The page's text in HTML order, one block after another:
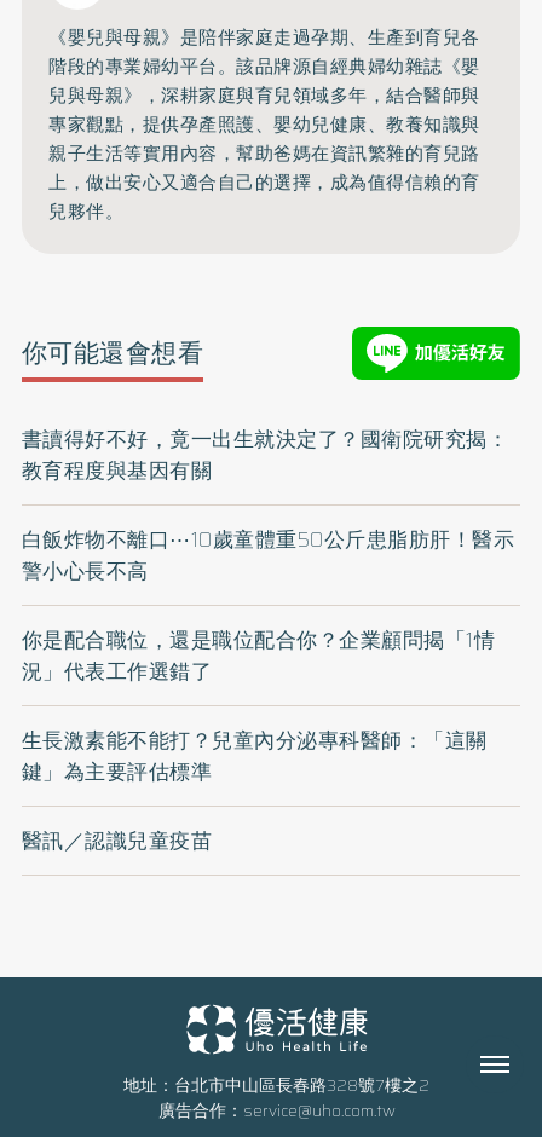
《嬰兒與母親》是陪伴家庭走過孕期、生產到育兒各
階段的專業婦幼平台。該品牌源自經典婦幼雜誌《嬰
兒與母親》，深耕家庭與育兒領域多年，結合醫師與
專家觀點，提供孕產照護、嬰幼兒健康、教養知識與
親子生活等實用內容，幫助爸媽在資訊繁雜的育兒路
上，做出安心又適合自己的選擇，成為值得信賴的育
兒夥伴。
你可能還會想看
書讀得好不好，竟一出生就決定了？國衛院研究揭：
教育程度與基因有關
白飯炸物不離口⋯10歲童體重50公斤患脂肪肝！醫示
警小心長不高
你是配合職位，還是職位配合你？企業顧問揭「1情
況」代表工作選錯了
生長激素能不能打？兒童內分泌專科醫師：「這關
鍵」為主要評估標準
醫訊／認識兒童疫苗
地址：台北市中山區長春路328號7樓之2
廣告合作： service@uho.com.tw
Menu